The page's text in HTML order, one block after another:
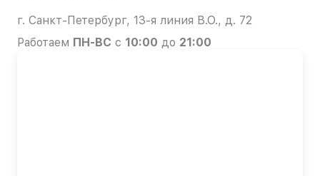
г. Санкт-Петербург, 13-я линия В.О., д. 72
Работаем ПН-ВС с 10:00 до 21:00